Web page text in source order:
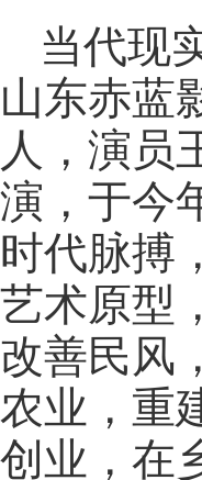
当代现
山东赤蓝
人，演员
演，于今
时代脉搏
艺术原型
改善民风
农业，重
创业，在